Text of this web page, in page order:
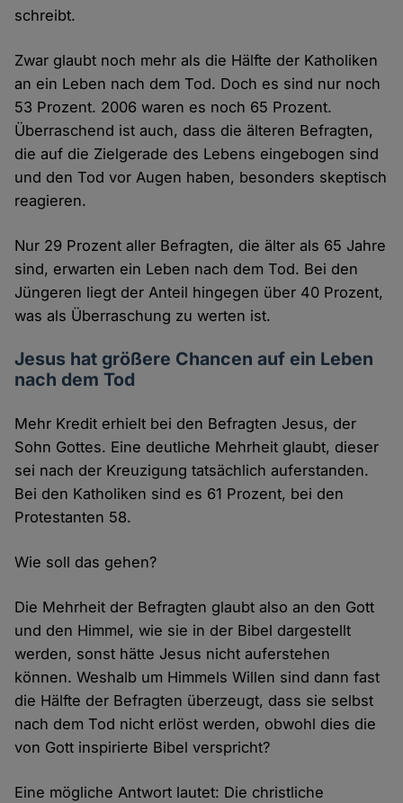
schreibt.
Zwar glaubt noch mehr als die Hälfte der Katholiken
an ein Leben nach dem Tod. Doch es sind nur noch
53 Prozent. 2006 waren es noch 65 Prozent.
Überraschend ist auch, dass die älteren Befragten,
die auf die Zielgerade des Lebens eingebogen sind
und den Tod vor Augen haben, besonders skeptisch
reagieren.
Nur 29 Prozent aller Befragten, die älter als 65 Jahre
sind, erwarten ein Leben nach dem Tod. Bei den
Jüngeren liegt der Anteil hingegen über 40 Prozent,
was als Überraschung zu werten ist.
Jesus hat größere Chancen auf ein Leben
nach dem Tod
Mehr Kredit erhielt bei den Befragten Jesus, der
Sohn Gottes. Eine deutliche Mehrheit glaubt, dieser
sei nach der Kreuzigung tatsächlich auferstanden.
Bei den Katholiken sind es 61 Prozent, bei den
Protestanten 58.
Wie soll das gehen?
Die Mehrheit der Befragten glaubt also an den Gott
und den Himmel, wie sie in der Bibel dargestellt
werden, sonst hätte Jesus nicht auferstehen
können. Weshalb um Himmels Willen sind dann fast
die Hälfte der Befragten überzeugt, dass sie selbst
nach dem Tod nicht erlöst werden, obwohl dies die
von Gott inspirierte Bibel verspricht?
Eine mögliche Antwort lautet: Die christliche